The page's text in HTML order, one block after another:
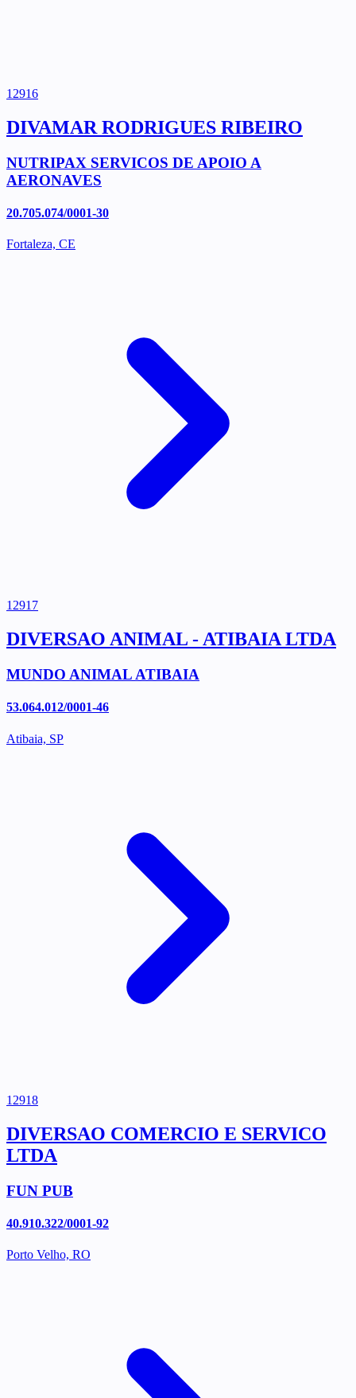
12916
DIVAMAR RODRIGUES RIBEIRO
NUTRIPAX SERVICOS DE APOIO A
AERONAVES
20.705.074/0001-30
Fortaleza, CE
12917
DIVERSAO ANIMAL - ATIBAIA LTDA
MUNDO ANIMAL ATIBAIA
53.064.012/0001-46
Atibaia, SP
12918
DIVERSAO COMERCIO E SERVICO
LTDA
FUN PUB
40.910.322/0001-92
Porto Velho, RO